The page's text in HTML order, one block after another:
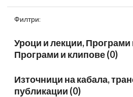
Филтри:
Уроци и лекции, Програми
Програми и клипове (0)
Източници на кабала,
публикации (0)